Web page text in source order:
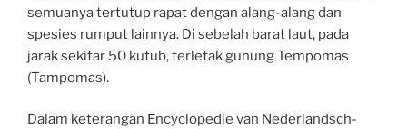
semuanya tertutup rapat dengan alang-alang dan
spesies rumput lainnya. Di sebelah barat laut, pada
jarak sekitar 50 kutub, terletak gunung Tempomas
(Tampomas).
Dalam keterangan Encyclopedie van Nederlandsch-